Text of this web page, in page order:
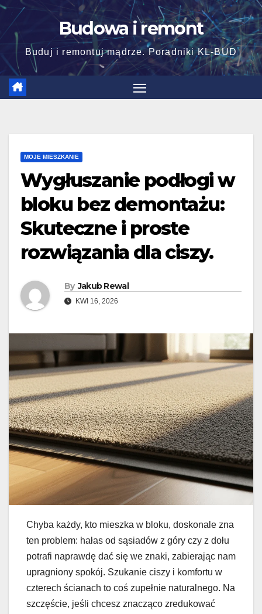
Skip
content
Budowa i remont
Buduj i remontuj mądrze. Poradniki KL-BUD
MOJE MIESZKANIE
Wygłuszanie podłogi w
bloku bez demontażu:
Skuteczne i proste
rozwiązania dla ciszy.
By Jakub Rewal
KWI 16, 2026
Chyba każdy, kto mieszka w bloku, doskonale zna
ten problem: hałas od sąsiadów z góry czy z dołu
potrafi naprawdę dać się we znaki, zabierając nam
upragniony spokój. Szukanie ciszy i komfortu w
czterech ścianach to coś zupełnie naturalnego. Na
szczęście, jeśli chcesz znacząco zredukować